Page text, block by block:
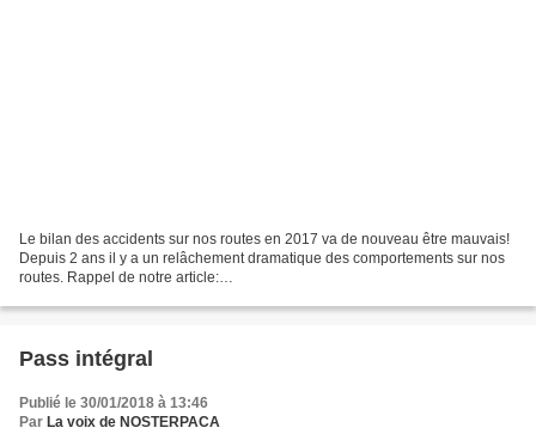
Le bilan des accidents sur nos routes en 2017 va de nouveau être mauvais!
Depuis 2 ans il y a un relâchement dramatique des comportements sur nos
routes. Rappel de notre article:
de-hausse.html...
Pass intégral
Publié le 30/01/2018 à 13:46
Par La voix de NOSTERPACA